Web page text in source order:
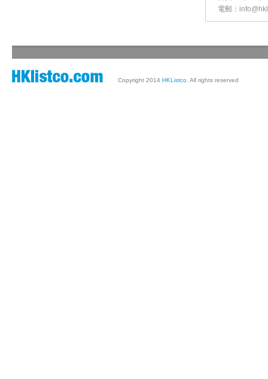
電郵：
Copyright 2014 HKListco . All rights reserved